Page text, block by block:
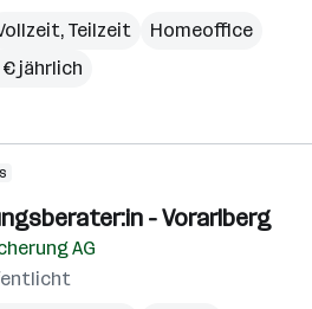
Teilzeit
Homeoffice
€ jährlich
- Vorarlberg
AG